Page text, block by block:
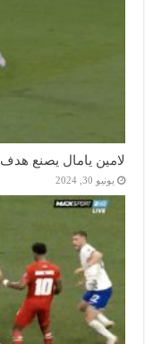
لامين يامال يصنع هدف
يونيو 30, 2024